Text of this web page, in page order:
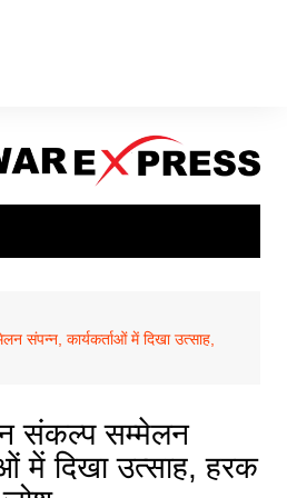
संपन्न, कार्यकर्ताओं में दिखा उत्साह,
संकल्प सम्मेलन
में दिखा उत्साह, हरक